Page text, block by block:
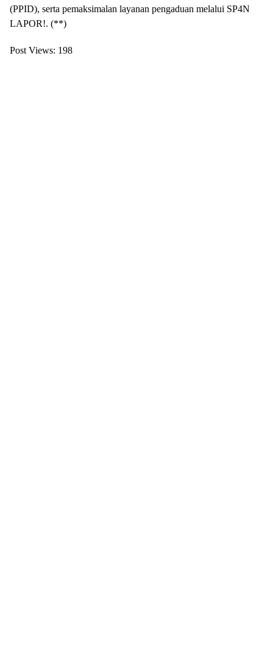
(PPID), serta pemaksimalan layanan pengaduan melalui SP4N
LAPOR!. (**)
Post Views: 198